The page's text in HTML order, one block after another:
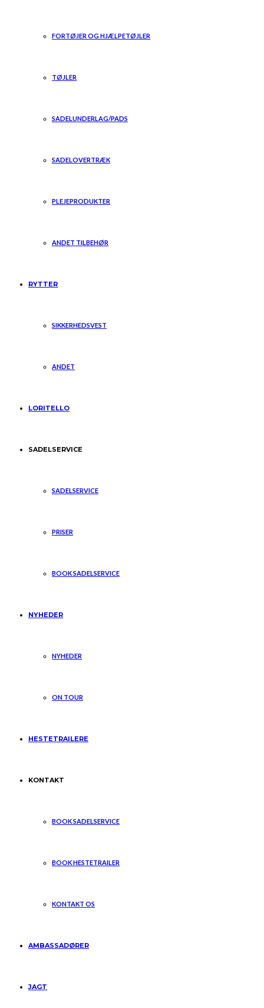
FORTØJER OG HJÆLPETØJLER
TØJLER
SADELUNDERLAG/PADS
SADELOVERTRÆK
PLEJEPRODUKTER
ANDET TILBEHØR
RYTTER
SIKKERHEDSVEST
ANDET
LORITELLO
SADELSERVICE
SADELSERVICE
PRISER
BOOK SADELSERVICE
NYHEDER
NYHEDER
ON TOUR
HESTETRAILERE
KONTAKT
BOOK SADELSERVICE
BOOK HESTETRAILER
KONTAKT OS
AMBASSADØRER
JAGT